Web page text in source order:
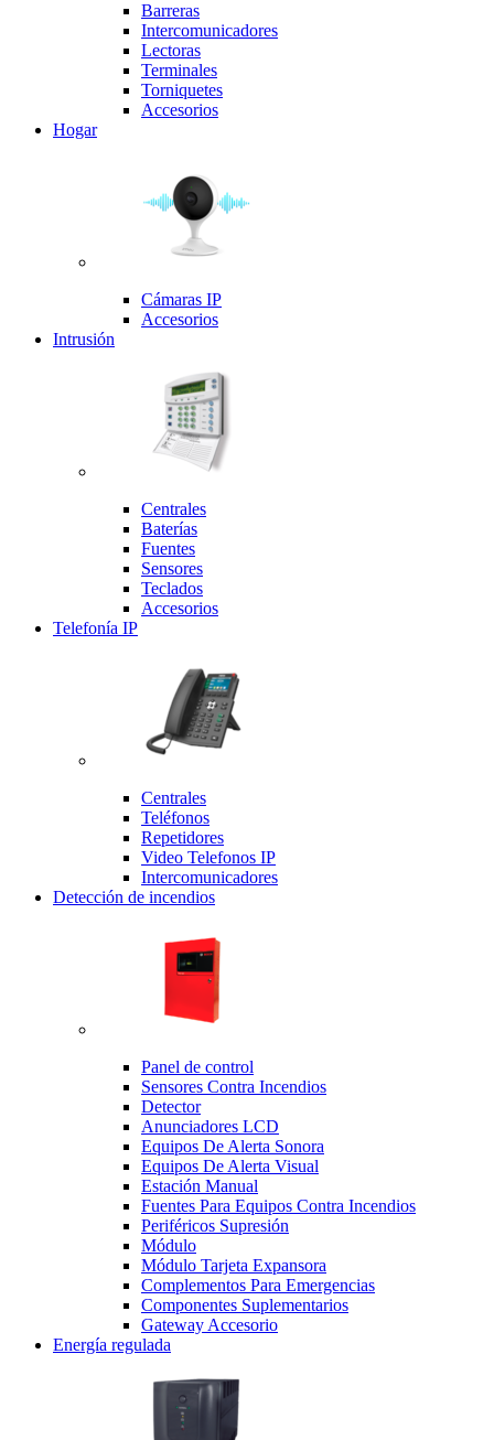
Barreras
Intercomunicadores
Lectoras
Terminales
Torniquetes
Accesorios
Hogar
Cámaras IP
Accesorios
Intrusión
Centrales
Baterías
Fuentes
Sensores
Teclados
Accesorios
Telefonía IP
Centrales
Teléfonos
Repetidores
Video Telefonos IP
Intercomunicadores
Detección de incendios
Panel de control
Sensores Contra Incendios
Detector
Anunciadores LCD
Equipos De Alerta Sonora
Equipos De Alerta Visual
Estación Manual
Fuentes Para Equipos Contra Incendios
Periféricos Supresión
Módulo
Módulo Tarjeta Expansora
Complementos Para Emergencias
Componentes Suplementarios
Gateway Accesorio
Energía regulada